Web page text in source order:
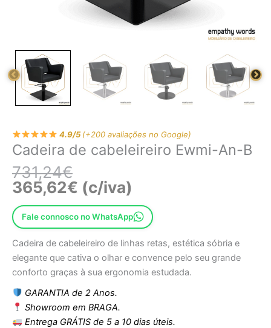
4.9/5(+200 avaliações no Google)
Cadeira de cabeleireiro Ewmi-An-B
731,24€
365,62€ (c/iva)
Fale connosco no WhatsApp
Cadeira de cabeleireiro de linhas retas, estética sóbria e
elegante que cativa o olhar e convence pelo seu grande
conforto graças à sua ergonomia estudada.
GARANTIA de 2 Anos.
Showroom em BRAGA.
Entrega GRÁTIS de 5 a 10 dias úteis.